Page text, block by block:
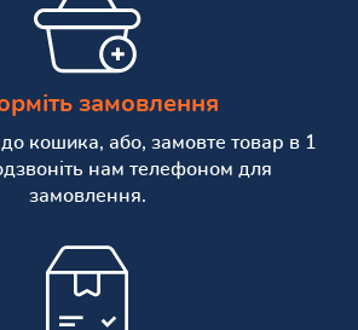
замовлення
кошика, або, замовте товар в 1
нам телефоном для
замовлення.